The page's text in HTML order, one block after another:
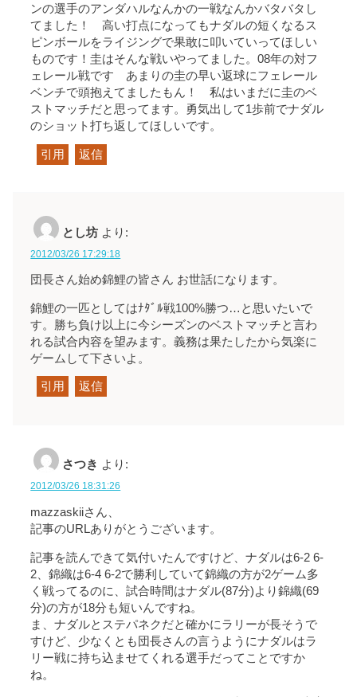
ンの選手のアンダハルなんかの一戦なんかバタバタし
てました！ 高い打点になってもナダルの短くなるス
ピンボールをライジングで果敢に叩いていってほしい
ものです！圭はそんな戦いやってました。08年の対フ
ェレール戦です あまりの圭の早い返球にフェレール
ベンチで頭抱えてましたもん！ 私はいまだに圭のベ
ストマッチだと思ってます。勇気出して1歩前でナダル
のショット打ち返してほしいです。
引用 返信
とし坊 より:
2012/03/26 17:29:18
団長さん始め錦鯉の皆さん お世話になります。
錦鯉の一匹としてはﾅﾀﾞﾙ戦100%勝つ…と思いたいで
す。勝ち負け以上に今シーズンのベストマッチと言わ
れる試合内容を望みます。義務は果たしたから気楽に
ゲームして下さいよ。
引用 返信
さつき より:
2012/03/26 18:31:26
mazzaskiiさん、
記事のURLありがとうございます。
記事を読んできて気付いたんですけど、ナダルは6-2 6-
2、錦織は6-4 6-2で勝利していて錦織の方が2ゲーム多
く戦ってるのに、試合時間はナダル(87分)より錦織(69
分)の方が18分も短いんですね。
ま、ナダルとステパネクだと確かにラリーが長そうで
すけど、少なくとも団長さんの言うようにナダルはラ
リー戦に持ち込ませてくれる選手だってことですか
ね。